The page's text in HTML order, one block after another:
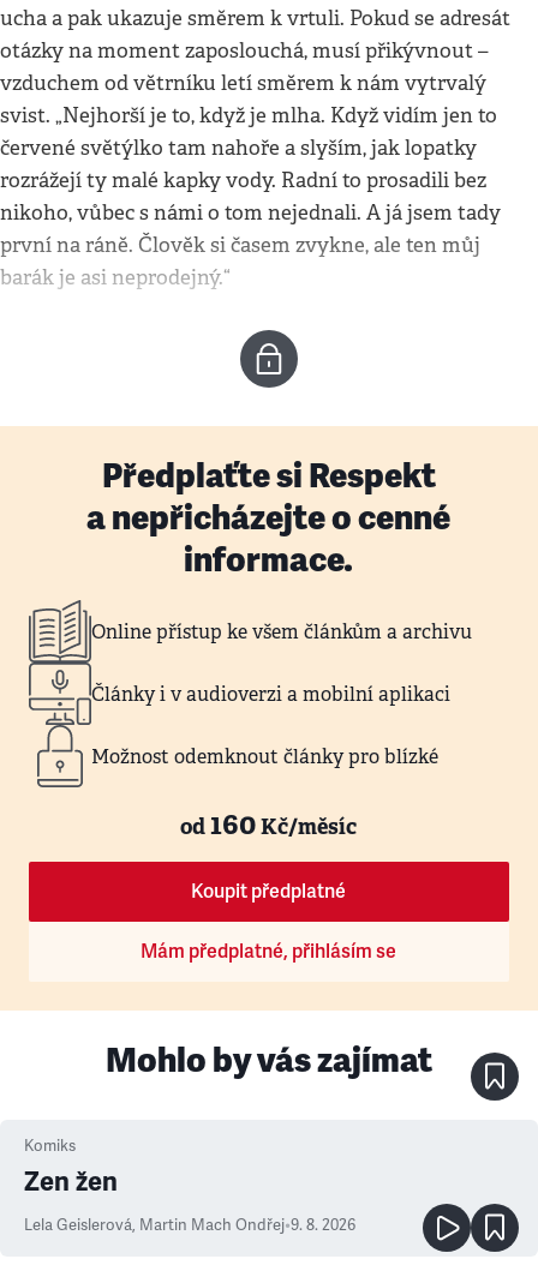
ucha a pak ukazuje směrem k vrtuli. Pokud se adresát
otázky na moment zaposlouchá, musí přikývnout –
vzduchem od větrníku letí směrem k nám vytrvalý
svist. „Nejhorší je to, když je mlha. Když vidím jen to
červené světýlko tam nahoře a slyším, jak lopatky
rozrážejí ty malé kapky vody. Radní to prosadili bez
nikoho, vůbec s námi o tom nejednali. A já jsem tady
první na ráně. Člověk si časem zvykne, ale ten můj
barák je asi neprodejný.“
Předplaťte si Respekt
a nepřicházejte o cenné
informace.
Online přístup ke všem článkům a archivu
Články i v audioverzi a mobilní aplikaci
Možnost odemknout články pro blízké
od160Kč/měsíc
Koupit předplatné
Mám předplatné, přihlásím se
Mohlo by vás zajímat
Komiks
Zen žen
Lela Geislerová, Martin Mach Ondřej•9. 8. 2026